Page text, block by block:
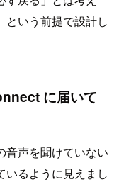
という前提で設計し
に届いて
音声を聞けていない
いるように見えまし